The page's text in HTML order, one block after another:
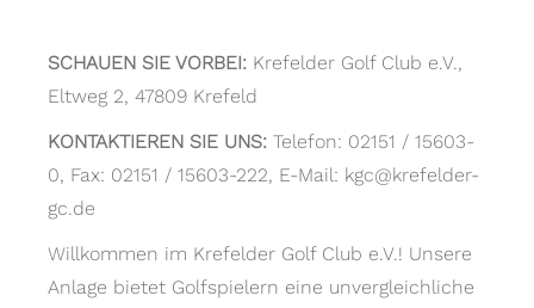
SCHAUEN SIE VORBEI: Krefelder Golf Club e.V.,
Eltweg 2, 47809 Krefeld
KONTAKTIEREN SIE UNS: Telefon: 02151 / 15603-
0, Fax: 02151 / 15603-222, E-Mail: kgc@krefelder-
gc.de
Willkommen im Krefelder Golf Club e.V.! Unsere
Anlage bietet Golfspielern eine unvergleichliche